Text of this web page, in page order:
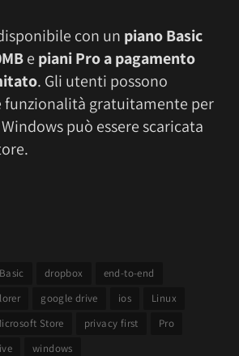
con un piano Basic
e piani Pro a pagamento
. Gli utenti possono
funzionalità gratuitamente per
può essere scaricata
Basic dropbox
end-to-end
google drive ios
Linux
Store privacy first
Pro
windows